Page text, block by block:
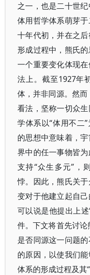
之一，也是二十世
体用哲学体系萌芽
十年代初，并在之
形成过程中，熊氏
一个重要变化体现
法上。截至1927年
体，并非同源。然
看法，坚称一切众
学体系以“体用不二
的思想中意味着，
界中的任一事物皆
支持“众生多元”，
悖。因此，熊氏关
变对于他建立起自
可以说是他提出上
件。下文将首先讨
是否同源这一问题
的原因，以使我们
体系的形成过程及其